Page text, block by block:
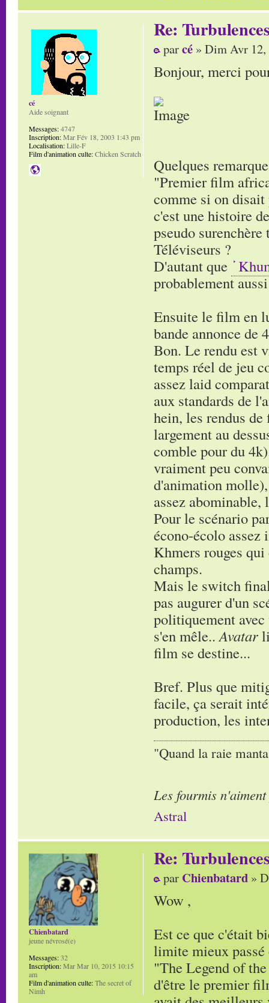
Re:
parcé » Dim Avr 12,
Bonjour, merci
Quelques
"Premier film
comme si on
c'est une histoire
pseudo
Téléviseurs ?
D'autant que
probablement
Ensuite le film en
bande annonce de
Bon. Le rendu est
temps réel de jeu
assez laid
aux standards de
hein, les rendus
largement au
comble pour du
vraiment peu
d'animation
assez abominable,
Pour le scénario
écono-écolo assez
Khmers rouges
champs.
Mais le switch
pas augurer d'un
politiquement
s'en mêle..Avatar
film se destine...
Bref. Plus que
facile, ça serait
production, les
"Quand la raie
Les fourmis
Astral
cé
Aide soignant
Messages:4747
Inscription:Mar Fév 18, 2003 1:43 pm
Localisation:Lille-F
Film d'animation culte:Chicken Scratch
Re:
par Chienbatard »
Wow ,
Est ce que c'était
limite mieux
"The Legend of
d'être le premier
Chienbatard
jeune névrosé(e)
Messages:32
Inscription:Mar Mar 10, 2015 10:15
am
Film d'animation culte:The secret of
Nimh